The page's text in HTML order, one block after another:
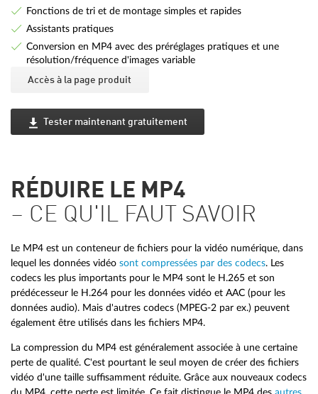
Fonctions de tri et de montage simples et rapides
Assistants pratiques
Conversion en MP4 avec des préréglages pratiques et une
résolution/fréquence d'images variable
Accès à la page produit
Tester maintenant gratuitement
RÉDUIRE LE MP4
– CE QU'IL FAUT SAVOIR
Le MP4 est un conteneur de fichiers pour la vidéo numérique, dans
lequel les données vidéo sont compressées par des codecs. Les
codecs les plus importants pour le MP4 sont le H.265 et son
prédécesseur le H.264 pour les données vidéo et AAC (pour les
données audio). Mais d'autres codecs (MPEG-2 par ex.) peuvent
également être utilisés dans les fichiers MP4.
La compression du MP4 est généralement associée à une certaine
perte de qualité. C'est pourtant le seul moyen de créer des fichiers
vidéo d'une taille suffisamment réduite. Grâce aux nouveaux codecs